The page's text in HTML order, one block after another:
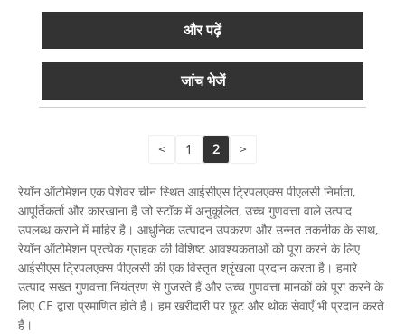
और पढ़ें
जांच भेजें
< 1 2 >
रेयॉन ऑटोमेशन एक पेशेवर चीन स्थित आईसीएस ट्रिपलएक्स पीएलसी निर्माता,
आपूर्तिकर्ता और कारखाना है जो स्टॉक में अनुकूलित, उच्च गुणवत्ता वाले उत्पाद
उपलब्ध कराने में माहिर है। आधुनिक उत्पादन उपकरण और उन्नत तकनीक के साथ,
रेयॉन ऑटोमेशन प्रत्येक ग्राहक की विशिष्ट आवश्यकताओं को पूरा करने के लिए
आईसीएस ट्रिपलएक्स पीएलसी की एक विस्तृत श्रृंखला प्रदान करता है। हमारे
उत्पाद सख्त गुणवत्ता नियंत्रण से गुजरते हैं और उच्च गुणवत्ता मानकों को पूरा करने के
लिए CE द्वारा प्रमाणित होते हैं। हम खरीदारी पर छूट और थोक सेवाएँ भी प्रदान करते
हैं।